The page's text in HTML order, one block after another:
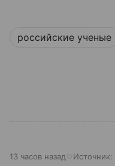
российские ученые
13 часов назад Источник: